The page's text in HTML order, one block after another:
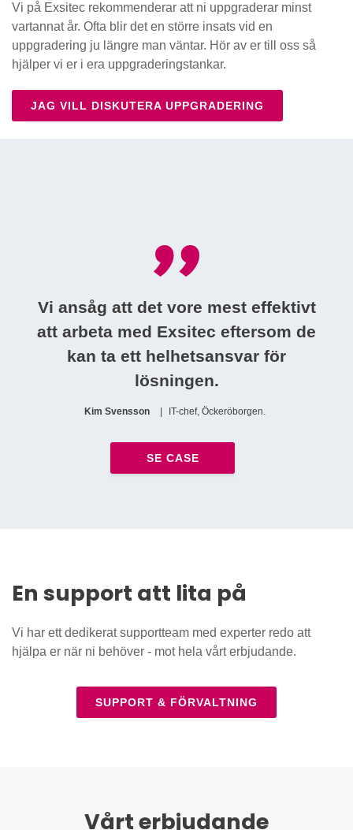
Vi på Exsitec rekommenderar att ni uppgraderar minst
vartannat år. Ofta blir det en större insats vid en
uppgradering ju längre man väntar. Hör av er till oss så
hjälper vi er i era uppgraderingstankar.
JAG VILL DISKUTERA UPPGRADERING
Vi ansåg att det vore mest effektivt
att arbeta med Exsitec eftersom de
kan ta ett helhetsansvar för
lösningen.
Kim Svensson IT-chef, Öckeröborgen.
SE CASE
En support att lita på
Vi har ett dedikerat supportteam med experter redo att
hjälpa er när ni behöver - mot hela vårt erbjudande.
SUPPORT & FÖRVALTNING
Vårt erbjudande